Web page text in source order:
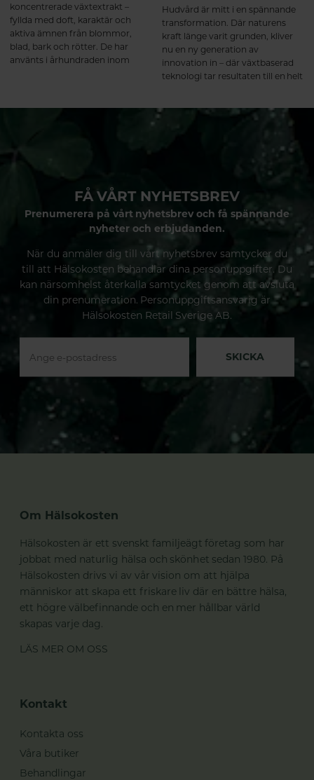
koncentrerade växtextrakt –
fyllda med doft, karaktär och
aktiva ämnen från blommor,
blad, bark och rötter. De har
använts i århundraden inom
på ett säkert sätt och hur du kan
Hudvård är mitt i en spännande
transformation. Där naturens
kraft länge varit grunden, kliver
nu en ny generation av
innovation in – där växtbaserad
teknologi tar resultaten till en helt
just detta: en banbrytande fusion
FÅ VÅRT NYHETSBREV
Prenumerera på vårt nyhetsbrev och få spännande
nyheter och erbjudanden.
När du anmäler dig till vårt nyhetsbrev samtycker du
till att Hälsokosten behandlar dina personuppgifter. Du
kan närsomhelst återkalla samtycket genom att avsluta
din prenumeration. Personuppgiftsansvarig är
Hälsokosten Retail Sverige AB.
SKICKA
Om Hälsokosten
Hälsokosten är ett svenskt familjeägt företag som har
jobbat med naturlig hälsa och skönhet sedan 1980. På
Hälsokosten drivs vi av vår vision om att hjälpa
människor att skapa ett friskare liv där en bättre hälsa,
ett högre välbefinnande och en mer hållbar värld
skapas varje dag.
LÄS MER OM OSS
Kontakt
Kontakta oss
Våra butiker
Behandlingar